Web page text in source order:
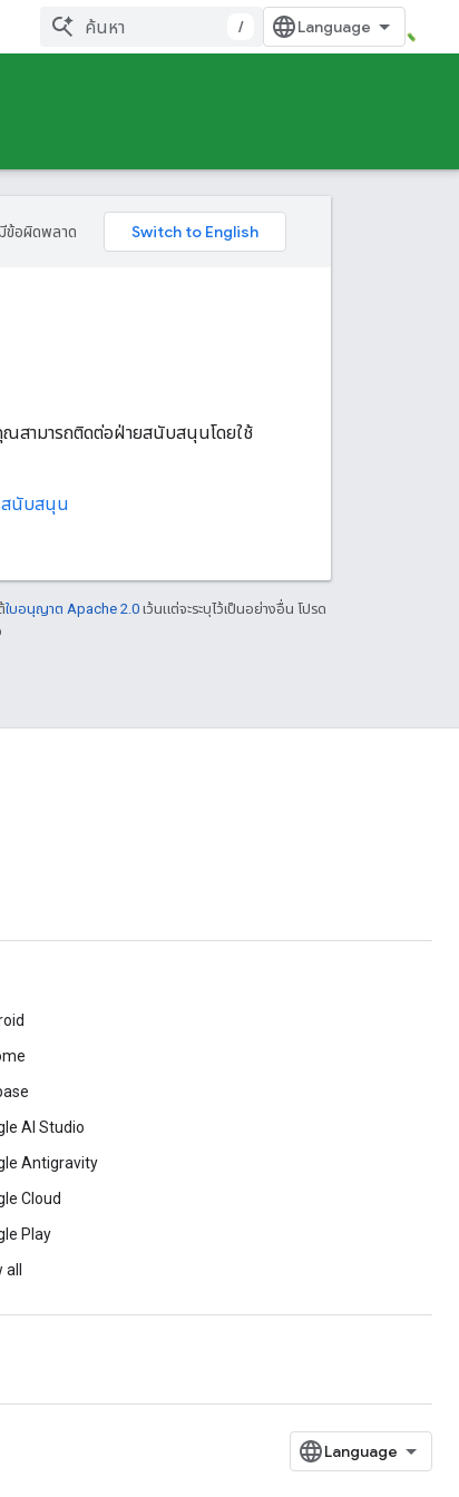
/
ข้อผิดพลาด
ณสามารถติดต่อฝ่ายสนับสนุนโดยใช้
สนับสนุน
ใบอนุญาต Apache 2.0 เว้นแต่จะระบุไว้เป็นอย่างอื่น โปรด
AI Studio
Antigravity
Cloud
Play